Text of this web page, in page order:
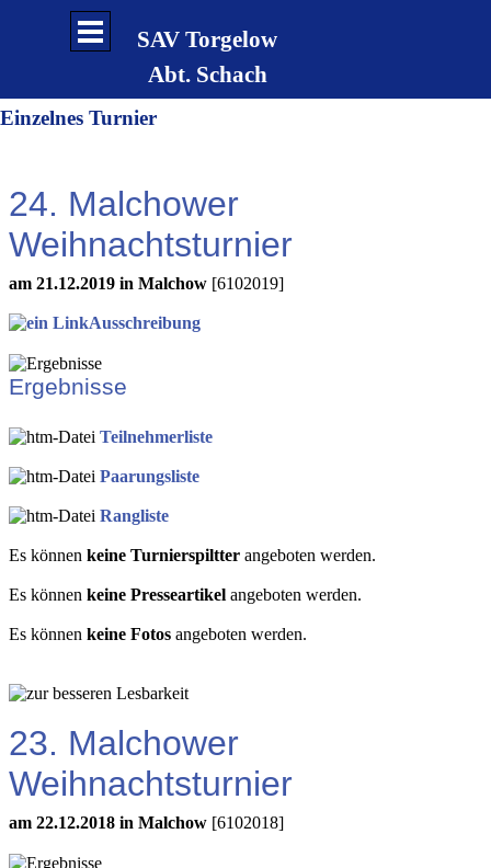
Direkt zum Seiteninhalt
SAV Torgelow
Abt. Schach
Menü überspringen
Einzelnes Turnier
24. Malchower
Weihnachtsturnier
am 21.12.2019 in Malchow [6102019]
Ausschreibung
Ergebnisse
Teilnehmerliste
Paarungsliste
Rangliste
Es können keine Turnierspiltter angeboten werden.
Es können keine Presseartikel angeboten werden.
Es können keine Fotos angeboten werden.
23. Malchower
Weihnachtsturnier
am 22.12.2018 in Malchow [6102018]